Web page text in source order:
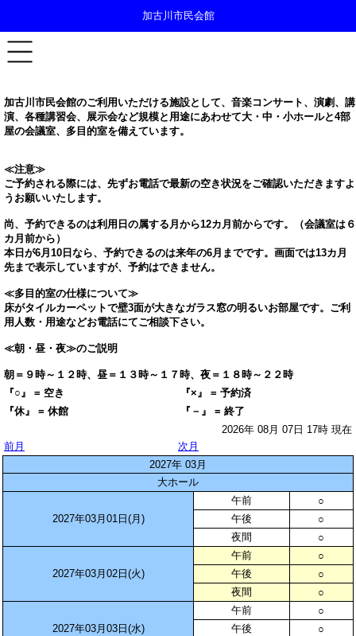
加古川市民会館
加古川市民会館のご利用いただける施設として、音楽コンサート、演劇、講
演、各種講習会、展示会など規模と用途にあわせて大・中・小ホールと4部
屋の会議室、多目的室を備えています。
≪注意≫
ご予約される際には、先ずお電話で最新の空き状況をご確認いただきますよ
うお願いいたします。
尚、予約できるのは利用日の属する月から12カ月前からです。（会議室は６
カ月前から）
本日が6月10日なら、予約できるのは来年の6月までです。画面では13カ月
先まで表示していますが、予約はできません。
≪多目的室の仕様について≫
床がタイルカーペットで壁3面が大きなガラス窓の明るいお部屋です。ご利
用人数・用途などお電話にてご相談下さい。
≪朝・昼・夜≫のご説明
朝＝９時～１２時、昼＝１３時～１７時、夜＝１８時～２２時
『○』 = 空き
『×』 = 予約済
『休』 = 休館
『－』 = 終了
2026年 08月 07日 17時 現在
前月
次月
2027年 03月
大ホール
2027年03月01日(月)
午前
○
午後
○
夜間
○
2027年03月02日(火)
午前
○
午後
○
夜間
○
2027年03月03日(水)
午前
○
午後
○